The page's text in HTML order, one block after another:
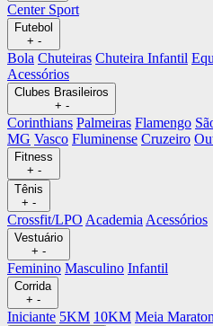
Center Sport
Futebol
+ -
Bola Chuteiras Chuteira Infantil
Acessórios
Clubes Brasileiros
+ -
Corinthians Palmeiras Flamengo
MG Vasco Fluminense Cruzeiro
Fitness
+ -
Tênis
+ -
Crossfit/LPO Academia Acessórios
Vestuário
+ -
Feminino Masculino Infantil
Corrida
+ -
Iniciante 5KM 10KM Meia